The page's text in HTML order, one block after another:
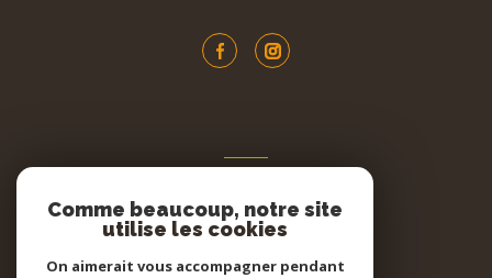
Nous adhérons
Comme beaucoup, notre site
utilise les cookies
On aimerait vous accompagner pendant